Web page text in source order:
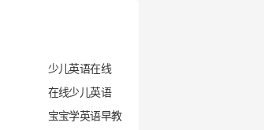
少儿英语在线
在线少儿英语
宝宝学英语早教